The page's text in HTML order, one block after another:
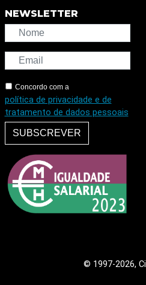
NEWSLETTER
Concordo com a
política de privacidade e de
tratamento de dados pessoais
SUBSCREVER
© 1997-2026,